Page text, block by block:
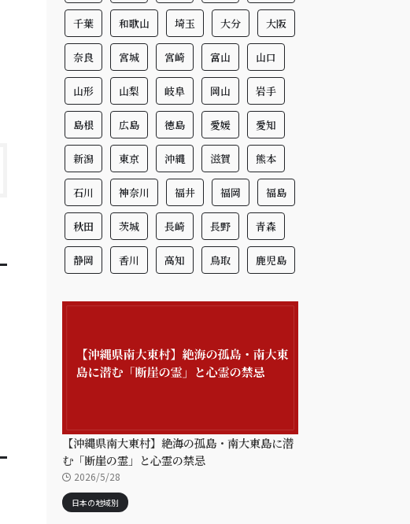
千葉 和歌山 埼玉 大分 大阪
奈良 宮城 宮崎 富山 山口
山形 山梨 岐阜 岡山 岩手
島根 広島 徳島 愛媛 愛知
新潟 東京 沖縄 滋賀 熊本
石川 神奈川 福井 福岡 福島
秋田 茨城 長崎 長野 青森
静岡 香川 高知 鳥取 鹿児島
【沖縄県南大東村】絶海の孤島・南大東島に潜
む「断崖の霊」と心霊の禁忌
2026/5/28
日本の地域別